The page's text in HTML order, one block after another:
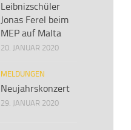
Leibnizschüler
Jonas Ferel beim
MEP auf Malta
20. JANUAR 2020
MELDUNGEN
Neujahrskonzert
29. JANUAR 2020